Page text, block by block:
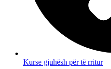
Kurse gjuhësh për të rritur